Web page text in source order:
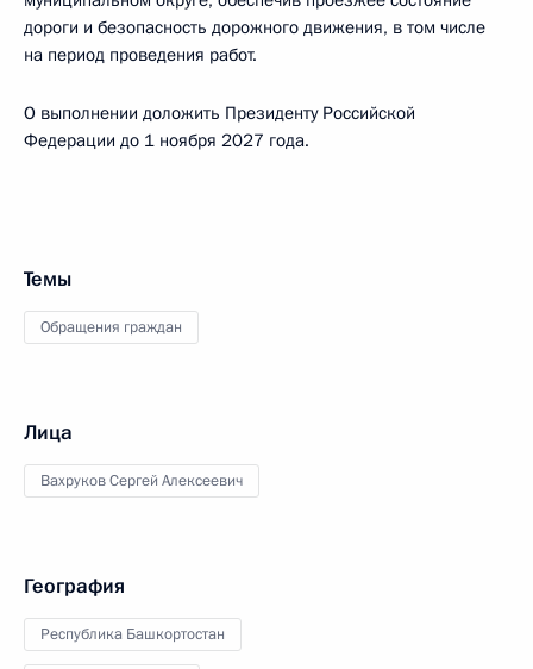
дороги и безопасность дорожного движения, в том числе
на период проведения работ.
О выполнении доложить Президенту Российской
Федерации до 1 ноября 2027 года.
Темы
Обращения граждан
Лица
Вахруков Сергей Алексеевич
География
Республика Башкортостан